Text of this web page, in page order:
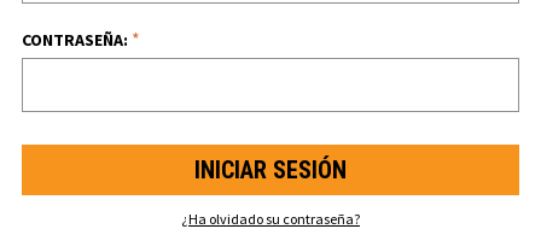
CONTRASEÑA: *
¿Ha olvidado su contraseña?